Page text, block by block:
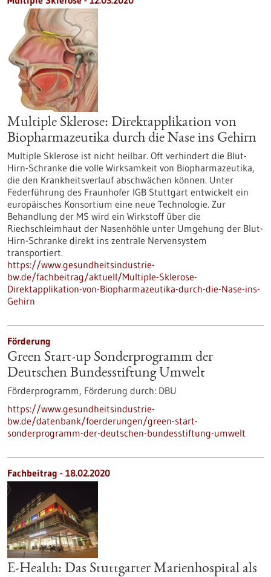
Multiple Sklerose: Direktapplikation von
Biopharmazeutika durch die Nase ins Gehirn
Multiple Sklerose ist nicht heilbar. Oft verhindert die Blut-
Hirn-Schranke die volle Wirksamkeit von Biopharmazeutika,
die den Krankheitsverlauf abschwächen können. Unter
Federführung des Fraunhofer IGB Stuttgart entwickelt ein
europäisches Konsortium eine neue Technologie. Zur
Behandlung der MS wird ein Wirkstoff über die
Riechschleimhaut der Nasenhöhle unter Umgehung der Blut-
Hirn-Schranke direkt ins zentrale Nervensystem
transportiert.
https://www.gesundheitsindustrie-
bw.de/fachbeitrag/aktuell/Multiple-Sklerose-
Direktapplikation-von-Biopharmazeutika-durch-die-Nase-ins-
Gehirn
Förderung
Green Start-up Sonderprogramm der
Deutschen Bundesstiftung Umwelt
Förderprogramm, Förderung durch: DBU
https://www.gesundheitsindustrie-
bw.de/datenbank/foerderungen/green-start-
sonderprogramm-der-deutschen-bundesstiftung-umwelt
Fachbeitrag - 18.02.2020
E-Health: Das Stuttgarter Marienhospital als